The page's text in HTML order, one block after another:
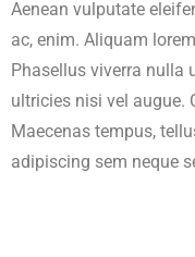
Aenean vulputate
ac, enim. Aliquam
Phasellus viverra nulla
ultricies nisi vel augue.
Maecenas tempus,
adipiscing sem neque